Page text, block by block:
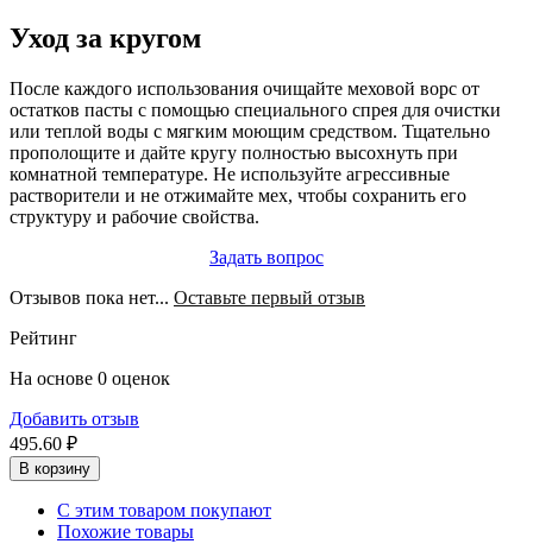
Уход за кругом
После каждого использования очищайте меховой ворс от
остатков пасты с помощью специального спрея для очистки
или теплой воды с мягким моющим средством. Тщательно
прополощите и дайте кругу полностью высохнуть при
комнатной температуре. Не используйте агрессивные
растворители и не отжимайте мех, чтобы сохранить его
структуру и рабочие свойства.
Задать вопрос
Отзывов пока нет... Оставьте первый отзыв
Рейтинг
На основе 0 оценок
Добавить отзыв
495.60 ₽
В корзину
С этим товаром покупают
Похожие товары